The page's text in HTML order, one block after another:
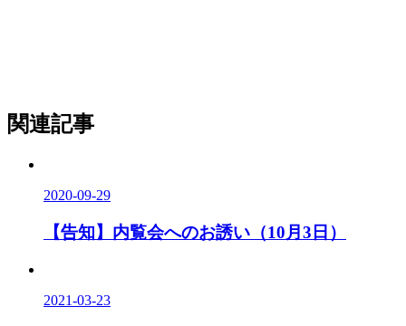
関連記事
2020-09-29
【告知】内覧会へのお誘い（10月3日）
2021-03-23